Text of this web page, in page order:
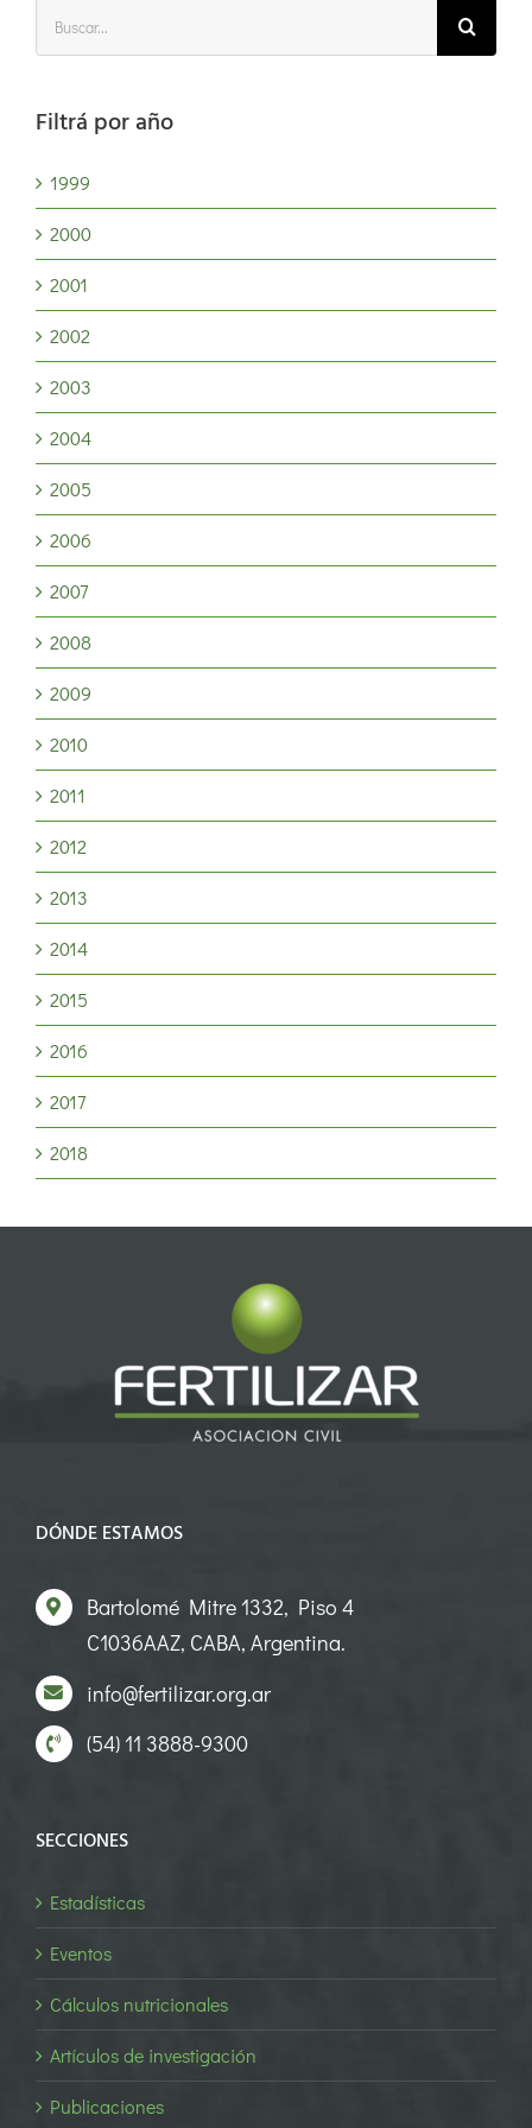
Filtrá por año
1999
2000
2001
2002
2003
2004
2005
2006
2007
2008
2009
2010
2011
2012
2013
2014
2015
2016
2017
2018
DÓNDE ESTAMOS
Bartolomé Mitre 1332, Piso 4
C1036AAZ, CABA, Argentina.
info@fertilizar.org.ar
(54) 11 3888-9300
SECCIONES
Estadísticas
Eventos
Cálculos nutricionales
Artículos de investigación
Publicaciones